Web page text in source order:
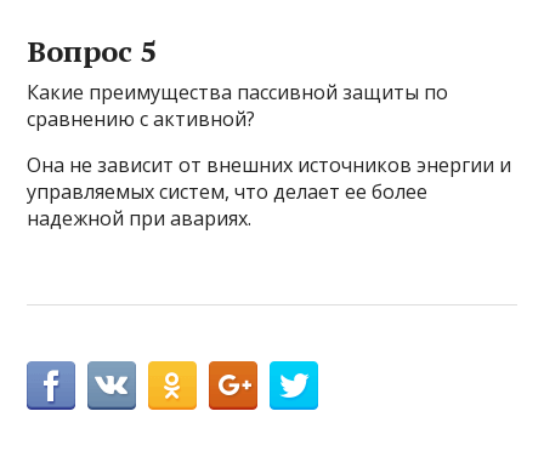
Вопрос 5
Какие преимущества пассивной защиты по
сравнению с активной?
Она не зависит от внешних источников энергии и
управляемых систем, что делает ее более
надежной при авариях.